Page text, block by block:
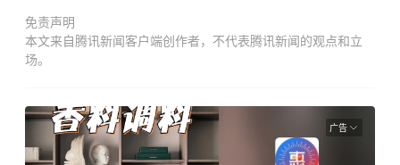
免责声明
本文来自腾讯新闻客户端创作者，不代表腾讯新闻的观点和立
场。
广告